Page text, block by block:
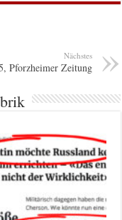
Nächstes
Pforzheimer Zeitung